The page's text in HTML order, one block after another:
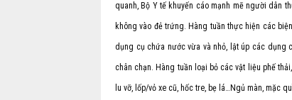
quanh, Bộ Y tế khuyến cáo mạnh mẽ người dân
không vào đẻ trứng. Hàng tuần thực hiện các
dụng cụ chứa nước vừa và nhỏ, lật úp các dụng
chân chạn. Hàng tuần loại bỏ các vật liệu phế
lu vỡ, lốp/vỏ xe cũ, hốc tre, bẹ lá…Ngủ màn, mặc